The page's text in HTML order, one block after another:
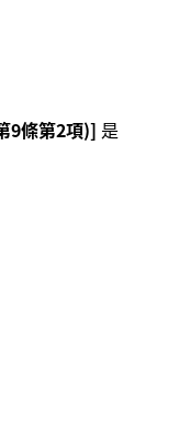
9條第2項)] 是